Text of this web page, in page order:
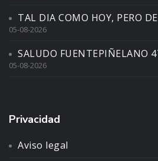
TAL DIA COMO HOY, PERO
05-08-2026
SALUDO FUENTEPIÑELANO
05-08-2026
Privacidad
Aviso legal